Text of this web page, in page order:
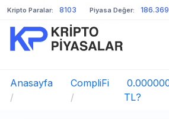
Kripto Paralar: 8103 Piyasa Değer:
Anasayfa
/
CompliFi
/
TL?